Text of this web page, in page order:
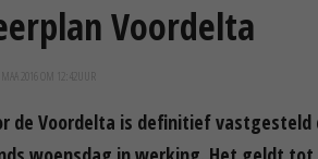
Voordelta
MAA 2016 OM 12:42
de Voordelta is definitief